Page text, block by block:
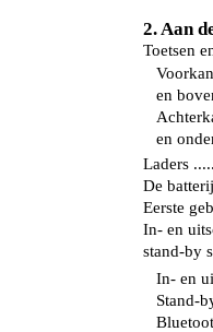
2. Aan
Toetsen
en
en
Laders
De
Eerste
In- en
stand-by
In- en
Stand-